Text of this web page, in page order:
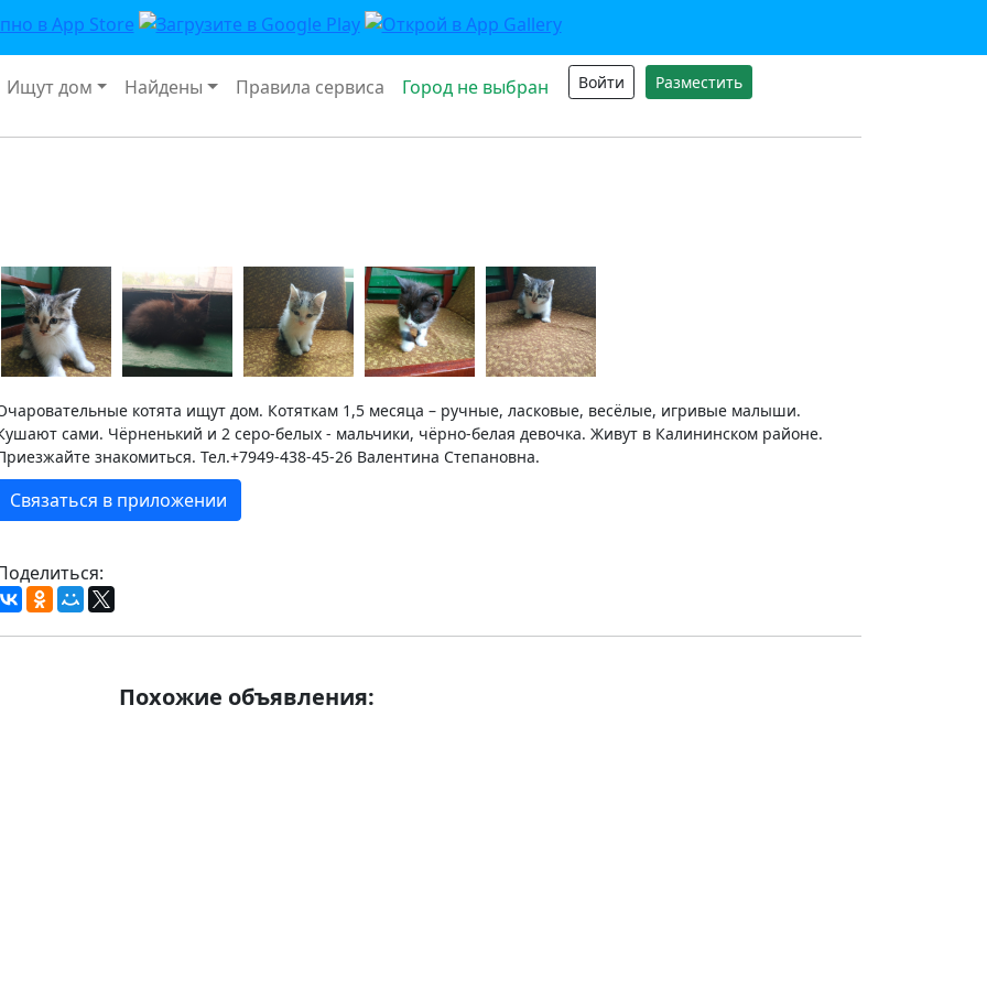
Ищут дом Найдены Правила сервиса Город не выбран Войти Разместить
котята ищут дом. Котяткам 1,5 месяца – ручные, ласковые, весёлые, игривые малыши.
сами. Чёрненький и 2 серо-белых - мальчики, чёрно-белая девочка. Живут в Калининском районе.
знакомиться. Тел.+7949-438-45-26 Валентина Степановна.
Связаться в приложении
Похожие объявления: